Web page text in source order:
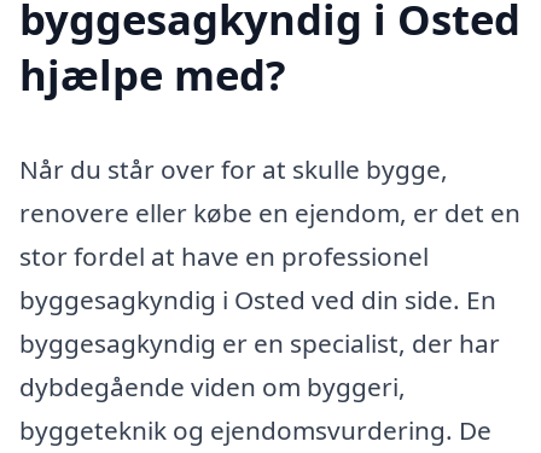
byggesagkyndig i Osted
hjælpe med?
Når du står over for at skulle bygge,
renovere eller købe en ejendom, er det en
stor fordel at have en professionel
byggesagkyndig i Osted ved din side. En
byggesagkyndig er en specialist, der har
dybdegående viden om byggeri,
byggeteknik og ejendomsvurdering. De